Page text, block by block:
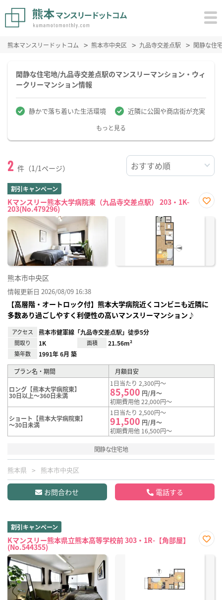
熊本マンスリードットコム 熊本市中央区 九品寺交差点駅 閑静な住
閑静な住宅地/九品寺交差点駅のマンスリーマンション・ウィ
ークリーマンション情報
静かで落ち着いた生活環境 近隣に公園や商店街が充実
もっと見る
2 件（1/1ページ）
割引キャンペーン
Kマンスリー熊本大学病院東（九品寺交差点駅） 203・1K-
203(No.479296)
に入
熊本市中央区
情報更新日 2026/08/09 16:38
【高層階・オートロック付】熊本大学病院近くコンビニも近隣に
多数あり過ごしやすく利便性の高いマンスリーマンション♪
アクセス 熊本市健軍線「九品寺交差点駅」徒歩5分
間取り 1K 面積 21.56m²
築年数 1991年 6月 築
プラン名・期間 月額目安
ロング【熊本大学病院東】
30日以上～360日未満
1日当たり 2,300円～
85,500 円/月～
初期費用他 22,000円～
ショート【熊本大学病院東】
～30日未満
1日当たり 2,500円～
91,500 円/月～
初期費用他 16,500円～
閑静な住宅地
熊本県 熊本市中央区
お問合わせ 電話する
割引キャンペーン
Kマンスリー熊本県立熊本高等学校前 303・1R-【角部屋】
(No.544355)
に入